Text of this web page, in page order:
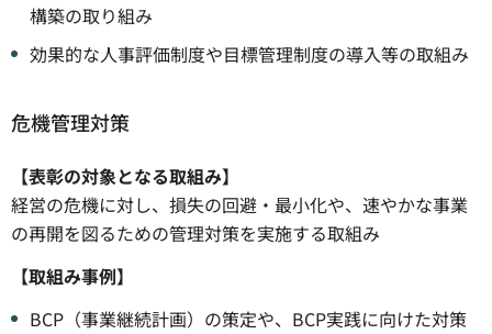
構築の取り組み
効果的な人事評価制度や目標管理制度の導入等の取組み
危機管理対策
【表彰の対象となる取組み】
経営の危機に対し、損失の回避・最小化や、速やかな事業
の再開を図るための管理対策を実施する取組み
【取組み事例】
BCP（事業継続計画）の策定や、BCP実践に向けた対策